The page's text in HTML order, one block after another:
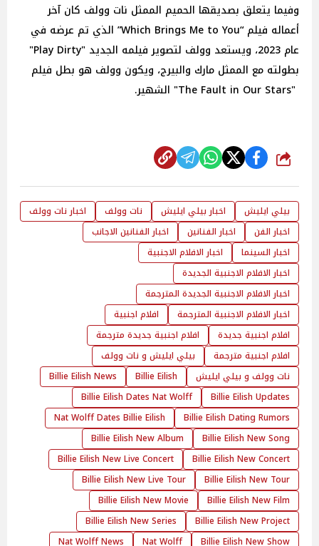
وفيما يتعلق بصديقها الحميم الممثل نات وولف كان آخر
أعماله فيلم “Which Brings Me to You” الذي تم عرضه في
عام 2023، ويستعد وولف لتصوير فيلمه الجديد "Play Dirty"
بطولته مع الممثل مارك والبيرج، ويكون وولف هو بطل فيلم
"The Fault in Our Stars" الشهير.
شارك
بيلي ايليش اخبار بيلي ايليش نات وولف
اخبار نات وولف
اخبار الفن
اخبار الفنانين
اخبار الفنانين الاجانب
اخبار السينما
اخبار الافلام الاجنبية
اخبار الافلام الاجنبية الجديدة
اخبار الافلام الاجنبية الجديدة المترجمة
اخبار الافلام الاجنبية المترجمة
افلام اجنبية
افلام اجنبية جديدة
افلام اجنبية جديدة مترجمة
افلام اجنبية مترجمة
بيلي ايليش و نات وولف
نات وولف و بيلي ايليش
Billie Eilish
Billie Eilish News
Billie Eilish Updates
Billie Eilish Dates Nat Wolff
Billie Eilish Dating Rumors
Nat Wolff Dates Billie Eilish
Billie Eilish New Song
Billie Eilish New Album
Billie Eilish New Concert
Billie Eilish New Live Concert
Billie Eilish New Tour
Billie Eilish New Live Tour
Billie Eilish New Film
Billie Eilish New Movie
Billie Eilish New Project
Billie Eilish New Series
Billie Eilish New Show
Nat Wolff
Nat Wolff News